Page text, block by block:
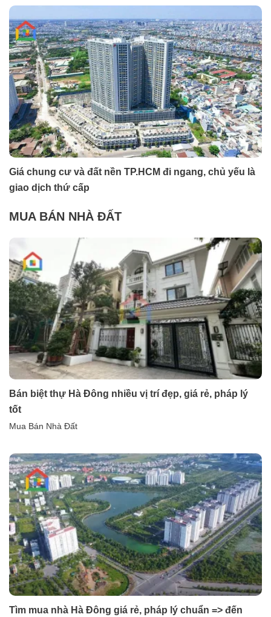
Giá chung cư và đất nền TP.HCM đi ngang, chủ yếu là
giao dịch thứ cấp
MUA BÁN NHÀ ĐẤT
Bán biệt thự Hà Đông nhiều vị trí đẹp, giá rẻ, pháp lý
tốt
Mua Bán Nhà Đất
Tìm mua nhà Hà Đông giá rẻ, pháp lý chuẩn => đến